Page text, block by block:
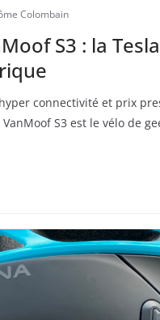
Colombain
S3 : la
connectivité et prix
S3 est le vélo de